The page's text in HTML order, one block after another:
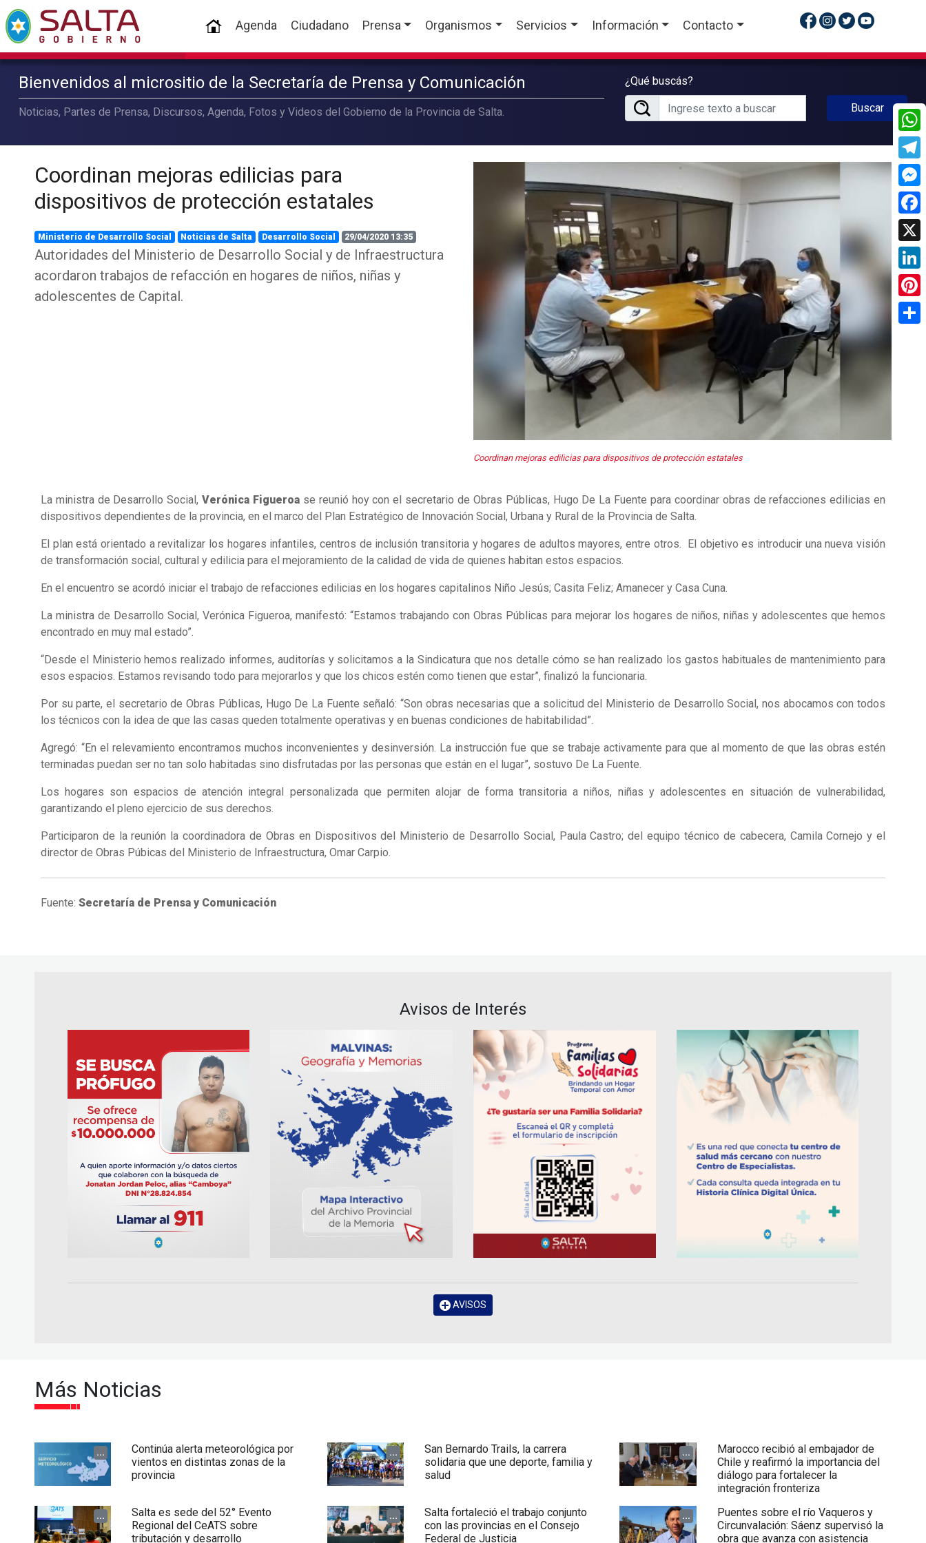
(current)
Agenda Ciudadano Prensa Organismos Servicios Información Contacto
Bienvenidos al micrositio de la Secretaría de Prensa y Comunicación
Noticias, Partes de Prensa, Discursos, Agenda, Fotos y Videos del Gobierno de la Provincia de Salta.
¿Qué buscás?
Buscar
Coordinan mejoras edilicias para
dispositivos de protección estatales
Ministerio de Desarrollo Social Noticias de Salta Desarrollo Social 29/04/2020 13:35
Autoridades del Ministerio de Desarrollo Social y de Infraestructura
acordaron trabajos de refacción en hogares de niños, niñas y
adolescentes de Capital.
Coordinan mejoras edilicias para dispositivos de protección estatales
La ministra de Desarrollo Social,Verónica Figueroa se reunió hoy con el secretario de Obras Públicas, Hugo De La Fuente para coordinar obras de refacciones edilicias en
dispositivos dependientes de la provincia, en el marco del Plan Estratégico de Innovación Social, Urbana y Rural de la Provincia de Salta.
El plan está orientado a revitalizar los hogares infantiles, centros de inclusión transitoria y hogares de adultos mayores, entre otros. El objetivo es introducir una nueva visión
de transformación social, cultural y edilicia para el mejoramiento de la calidad de vida de quienes habitan estos espacios.
En el encuentro se acordó iniciar el trabajo de refacciones edilicias en los hogares capitalinos Niño Jesús; Casita Feliz; Amanecer y Casa Cuna.
La ministra de Desarrollo Social, Verónica Figueroa, manifestó: “Estamos trabajando con Obras Públicas para mejorar los hogares de niños, niñas y adolescentes que hemos
encontrado en muy mal estado”.
“Desde el Ministerio hemos realizado informes, auditorías y solicitamos a la Sindicatura que nos detalle cómo se han realizado los gastos habituales de mantenimiento para
esos espacios. Estamos revisando todo para mejorarlos y que los chicos estén como tienen que estar”, finalizó la funcionaria.
Por su parte, el secretario de Obras Públicas, Hugo De La Fuente señaló: “Son obras necesarias que a solicitud del Ministerio de Desarrollo Social, nos abocamos con todos
los técnicos con la idea de que las casas queden totalmente operativas y en buenas condiciones de habitabilidad”.
Agregó: “En el relevamiento encontramos muchos inconvenientes y desinversión. La instrucción fue que se trabaje activamente para que al momento de que las obras estén
terminadas puedan ser no tan solo habitadas sino disfrutadas por las personas que están en el lugar”, sostuvo De La Fuente.
Los hogares son espacios de atención integral personalizada que permiten alojar de forma transitoria a niños, niñas y adolescentes en situación de vulnerabilidad,
garantizando el pleno ejercicio de sus derechos.
Participaron de la reunión la coordinadora de Obras en Dispositivos del Ministerio de Desarrollo Social, Paula Castro; del equipo técnico de cabecera, Camila Cornejo y el
director de Obras Púbicas del Ministerio de Infraestructura, Omar Carpio.
Fuente: Secretaría de Prensa y Comunicación
Avisos de Interés
AVISOS
Más Noticias
...
Continúa alerta meteorológica por
vientos en distintas zonas de la
provincia
...
San Bernardo Trails, la carrera
solidaria que une deporte, familia y
salud
...
Marocco recibió al embajador de
Chile y reafirmó la importancia del
diálogo para fortalecer la
integración fronteriza
...
Salta es sede del 52° Evento
Regional del CeATS sobre
tributación y desarrollo
...
Salta fortaleció el trabajo conjunto
con las provincias en el Consejo
Federal de Justicia
...
Puentes sobre el río Vaqueros y
Circunvalación: Sáenz supervisó la
obra que avanza con asistencia
X